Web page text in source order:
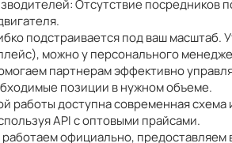
Отсутствие
подстраивается под ваш масштаб.
можно у персонального
партнерам эффективно
позиции в нужном объеме.
работы доступна современная
API с оптовыми прайсами.
официально,